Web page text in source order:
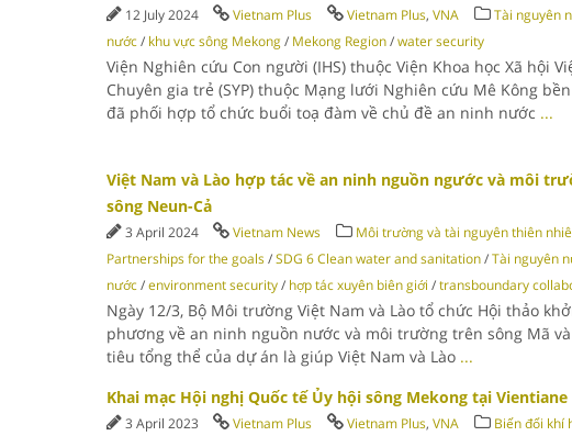
12 July 2024 Vietnam Plus Vietnam Plus, VNA Tài nguyên
nước/ khu vực sông Mekong/ Mekong Region/water security
Viện Nghiên cứu Con người (IHS) thuộc Viện Khoa học Xã hội
Chuyên gia trẻ (SYP) thuộc Mạng lưới Nghiên cứu Mê Kông bền
đã phối hợp tổ chức buổi toạ đàm về chủ đề an ninh nước ...
Việt Nam và Lào hợp tác về an ninh nguồn ngước và môi
sông Neun-Cả
3 April 2024 Vietnam News Môi trường và tài nguyên thiên
Partnerships for the goals/SDG 6 Clean water and sanitation/Tài nguyên
nước/environment security/ hợp tác xuyên biên giới /transboundary
Ngày 12/3, Bộ Môi trường Việt Nam và Lào tổ chức Hội thảo
phương về an ninh nguồn nước và môi trường trên sông Mã
tiêu tổng thể của dự án là giúp Việt Nam và Lào ...
Khai mạc Hội nghị Quốc tế Ủy hội sông Mekong tại Vientiane
3 April 2023 Vietnam Plus Vietnam Plus, VNA Biến đổi khí